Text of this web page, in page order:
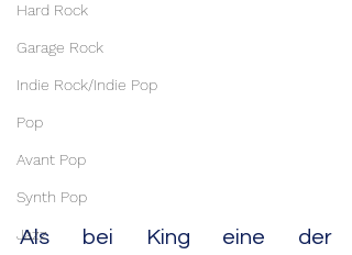
Hard Rock
Garage Rock
Indie Rock/Indie Pop
Pop
Avant Pop
Synth Pop
Jazz
Als bei King eine der